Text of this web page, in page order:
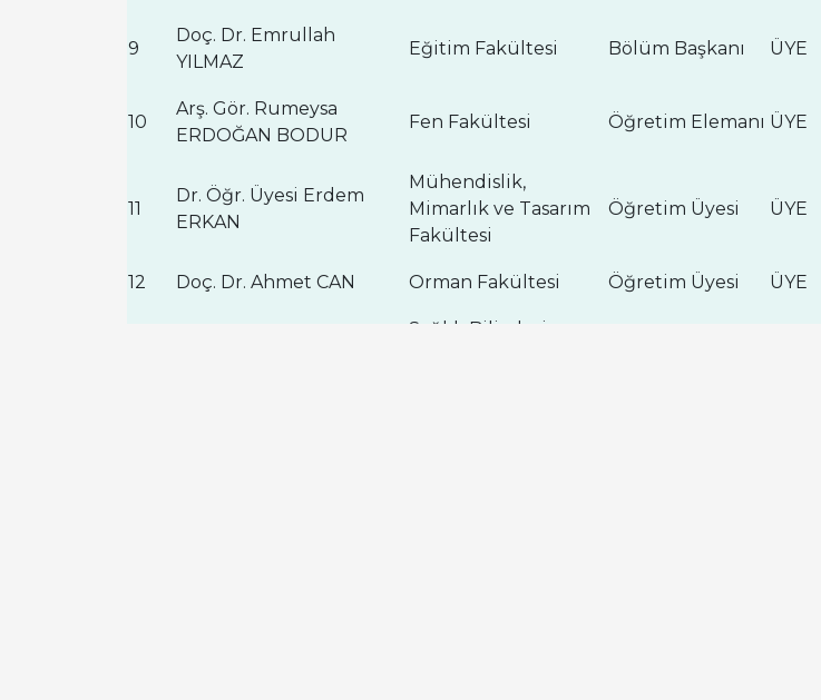
9
Doç. Dr. Emrullah
YILMAZ
Eğitim Fakültesi Bölüm Başkanı ÜYE
10
Arş. Gör. Rumeysa
ERDOĞAN BODUR
Fen Fakültesi Öğretim Elemanı ÜYE
11
Dr. Öğr. Üyesi Erdem
ERKAN
Mühendislik,
Mimarlık ve Tasarım
Fakültesi
Öğretim Üyesi ÜYE
12 Doç. Dr. Ahmet CAN Orman Fakültesi Öğretim Üyesi ÜYE
Sağlık Bilimleri